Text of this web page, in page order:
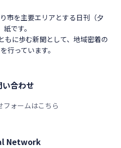
市を主要エリアとする日刊（夕
紙です。
もに歩む新聞として、地域密着の
行っています。
い合わせ
フォームはこちら
Network